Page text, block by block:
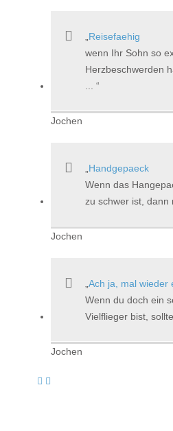
Reisefaehig
wenn Ihr Sohn so
Herzbeschwerden
Jochen
Handgepaeck
Wenn das
zu schwer ist, dann
Jochen
Ach ja, mal wieder
Wenn du doch ein
Vielflieger bist,
Jochen